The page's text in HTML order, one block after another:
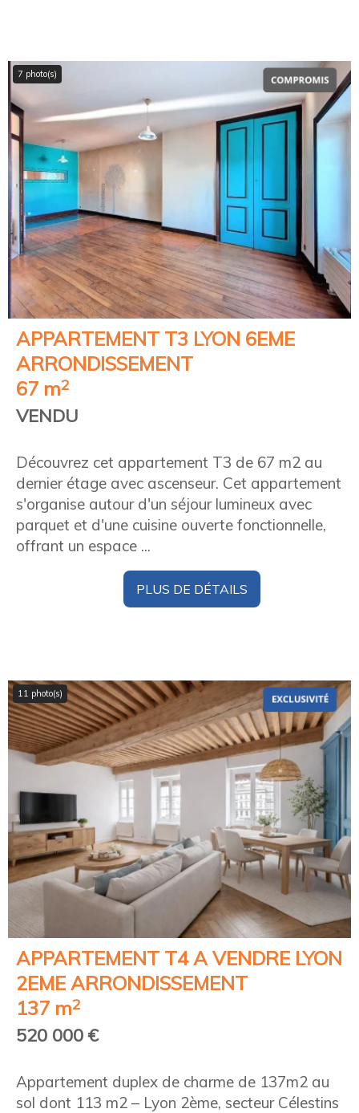
7 photo(s)
APPARTEMENT T3 LYON 6EME
ARRONDISSEMENT
67 m2
VENDU
Découvrez cet appartement T3 de 67 m2 au
dernier étage avec ascenseur. Cet appartement
s'organise autour d'un séjour lumineux avec
parquet et d'une cuisine ouverte fonctionnelle,
offrant un espace ...
PLUS DE DÉTAILS
11 photo(s)
APPARTEMENT T4 A VENDRE LYON
2EME ARRONDISSEMENT
137 m2
520 000 €
Appartement duplex de charme de 137m2 au
sol dont 113 m2 – Lyon 2ème, secteur Célestins